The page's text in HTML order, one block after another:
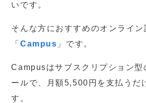
いです。
そんな方におすすめのオンライン
「 Campus 」です。
Campusはサブスクリプション型
ールで、月額5,500円を支払うだ
す。